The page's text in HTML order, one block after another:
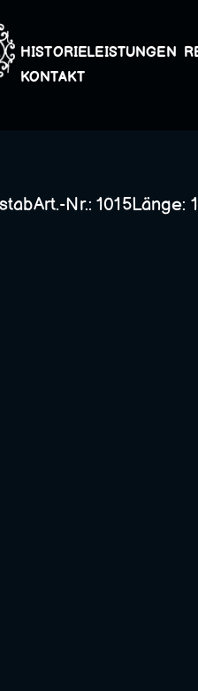
HISTORIELEISTUNGEN
KONTAKT
Nr.: 1015Länge: